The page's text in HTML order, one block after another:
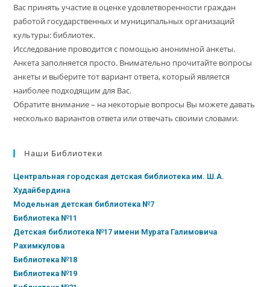
Вас принять участие в оценке удовлетворенности граждан
работой государственных и муниципальных организаций
культуры: библиотек.
Исследование проводится с помощью анонимной анкеты.
Анкета заполняется просто. Внимательно прочитайте вопросы
анкеты и выберите тот вариант ответа, который является
наиболее подходящим для Вас.
Обратите внимание – на некоторые вопросы Вы можете давать
несколько вариантов ответа или отвечать своими словами.
Наши Библиотеки
Центральная городская детская библиотека им. Ш.А.
Худайбердина
Модельная детская библиотека №7
Библиотека №11
Детская библиотека №17 имени Мурата Галимовича
Рахимкулова
Библиотека №18
Библиотека №19